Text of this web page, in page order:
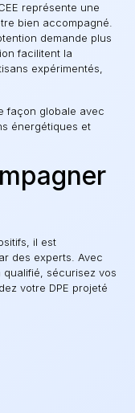
représente une
bien accompagné.
demande plus
facilitent la
expérimentés,
façon globale avec
énergétiques et
il est
des experts. Avec
sécurisez vos
votre DPE projeté